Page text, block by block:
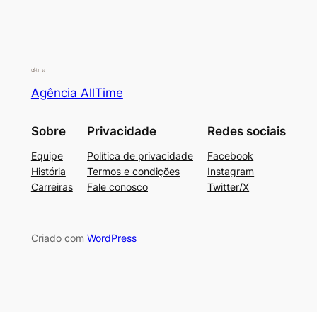
Agência AllTime
Sobre
Equipe
História
Carreiras
Privacidade
Política de privacidade
Termos e condições
Fale conosco
Redes sociais
Facebook
Instagram
Twitter/X
Criado com WordPress